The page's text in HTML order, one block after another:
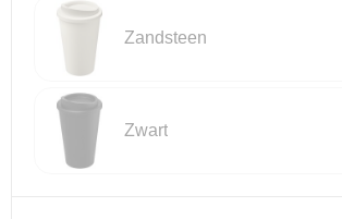
Reistassensets
Goodiebags
Zandsteen
Zwart